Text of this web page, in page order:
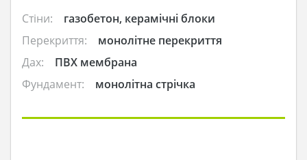
Стіни:
газобетон, керамічні блоки
Перекриття:
монолітне перекриття
Дах:
ПВХ мембрана
Фундамент:
монолітна стрічка